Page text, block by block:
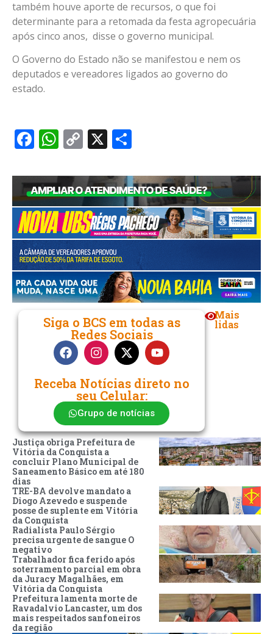
também houve aporte de recursos, o que foi
determinante para a retomada da festa agropecuária
após cinco anos, disse o governo municipal.
O Governo do Estado não se manifestou e nem os
deputados e vereadores ligados ao governo do
estado.
Facebook
WhatsApp
Copy
X
Siga o BCS em todas as
Redes Sociais
Receba Notícias direto no
seu Celular:
Grupo de notícias
Mais
lidas
Justiça obriga Prefeitura de
Vitória da Conquista a
concluir Plano Municipal de
Saneamento Básico em até 180
dias
TRE-BA devolve mandato a
Diogo Azevedo e suspende
posse de suplente em Vitória
da Conquista
Radialista Paulo Sérgio
precisa urgente de sangue O
negativo
Trabalhador fica ferido após
soterramento parcial em obra
da Juracy Magalhães, em
Vitória da Conquista
Prefeitura lamenta morte de
Ravadalvio Lancaster, um dos
mais respeitados sanfoneiros
da região